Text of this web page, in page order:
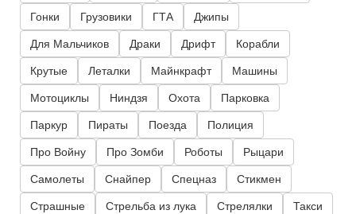
Гонки Грузовики ГТА Джипы
Для Мальчиков Драки Дрифт Корабли
Крутые Леталки Майнкрафт Машины
Мотоциклы Ниндзя Охота Парковка
Паркур Пираты Поезда Полиция
Про Войну Про Зомби Роботы Рыцари
Самолеты Снайпер Спецназ Стикмен
Страшные Стрельба из лука Стрелялки Такси